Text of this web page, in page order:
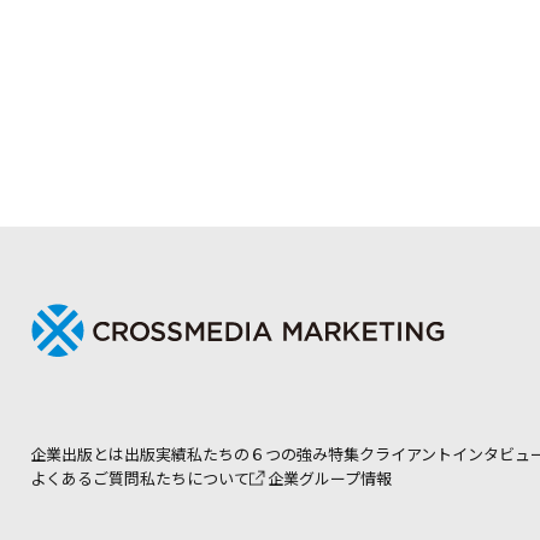
企業出版とは出版実績私たちの６つの強み特集クライアントインタビュ
よくあるご質問私たちについて 企業グループ情報